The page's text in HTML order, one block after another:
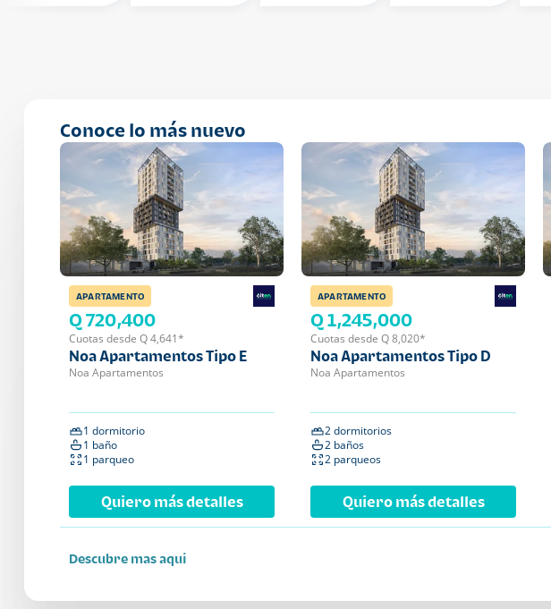
Conoce lo más nuevo
APARTAMENTO
Q 720,400
Cuotas desde Q 4,641*
Noa Apartamentos Tipo E
Noa Apartamentos
1 dormitorio
1 baño
1 parqueo
Quiero más detalles
APARTAMENTO
Q 1,245,000
Cuotas desde Q 8,020*
Noa Apartamentos Tipo D
Noa Apartamentos
2 dormitorios
2 baños
2 parqueos
Quiero más detalles
Descubre mas aqui